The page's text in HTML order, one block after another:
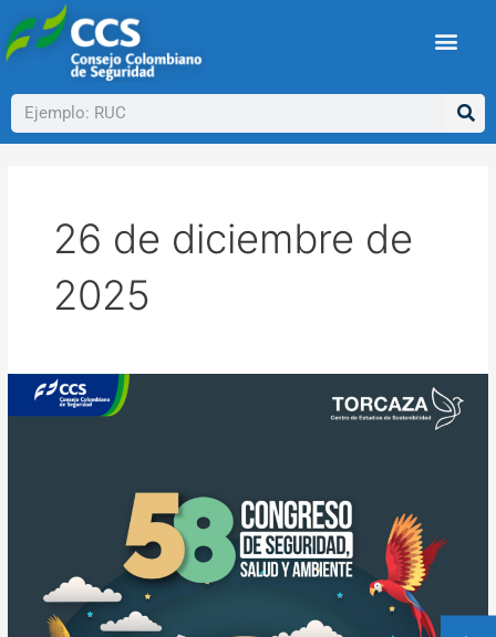
al
contenido
Buscar
26 de diciembre de
2025
Conoce
Colombiano
Seguridad